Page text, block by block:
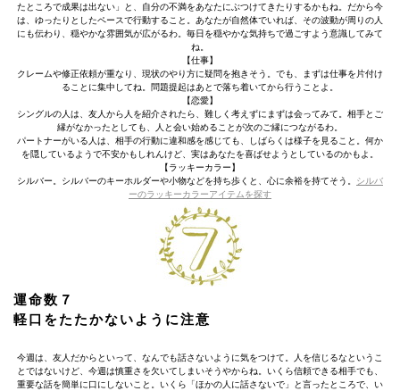
たところで成果は出ない」と、自分の不満をあなたにぶつけてきたりするかもね。だから今
は、ゆったりとしたペースで行動すること。あなたが自然体でいれば、その波動が周りの人
にも伝わり、穏やかな雰囲気が広がるわ。毎日を穏やかな気持ちで過ごすよう意識してみて
ね。
【仕事】
クレームや修正依頼が重なり、現状のやり方に疑問を抱きそう。でも、まずは仕事を片付け
ることに集中してね。問題提起はあとで落ち着いてから行うことよ。
【恋愛】
シングルの人は、友人から人を紹介されたら、難しく考えずにまずは会ってみて。相手とご
縁がなかったとしても、人と会い始めることが次のご縁につながるわ。
パートナーがいる人は、相手の行動に違和感を感じても、しばらくは様子を見ること。何か
を隠しているようで不安かもしれんけど、実はあなたを喜ばせようとしているのかもよ。
【ラッキーカラー】
シルバー。シルバーのキーホルダーや小物などを持ち歩くと、心に余裕を持てそう。 シルバ
ーのラッキーカラーアイテムを探す
運命数７
軽口をたたかないように注意
今週は、友人だからといって、なんでも話さないように気をつけて。人を信じるなというこ
とではないけど、今週は慎重さを欠いてしまいそうやからね。いくら信頼できる相手でも、
重要な話を簡単に口にしないこと。いくら「ほかの人に話さないで」と言ったところで、い